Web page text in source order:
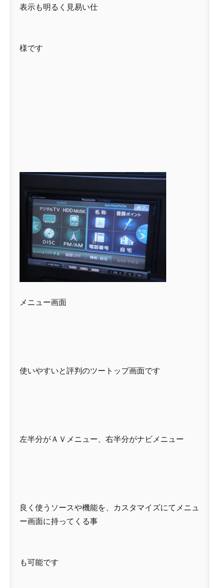
表示も明るく見易い仕
様です
メニュー画面
使いやすいと評判のツートップ画面です
左半分がＡＶメニュー、右半分がナビメニュー
良く使うソースや機能を、カスタマイズにてメニュ
ー画面に持ってくる事
も可能です